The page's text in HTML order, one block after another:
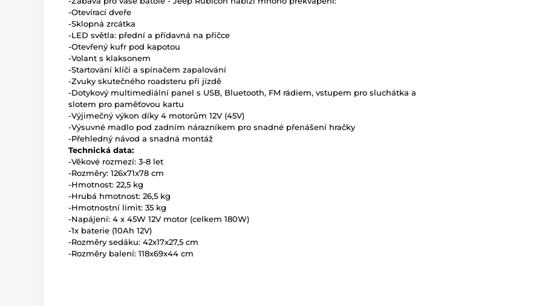
-Otevírací dveře
-Sklopná zrcátka
-LED světla: přední a přídavná na příčce
-Otevřený kufr pod kapotou
-Volant s klaksonem
-Startování klíči a spínačem zapalování
-Zvuky skutečného roadsteru při jízdě
-Dotykový multimediální panel s USB, Bluetooth, FM rádiem, vstupem pro sluchátka a
slotem pro paměťovou kartu
-Výjimečný výkon díky 4 motorům 12V (45V)
-Výsuvné madlo pod zadním nárazníkem pro snadné přenášení hračky
-Přehledný návod a snadná montáž
Technická data:
-Věkové rozmezí: 3-8 let
-Rozměry: 126x71x78 cm
-Hmotnost: 22,5 kg
-Hrubá hmotnost: 26,5 kg
-Hmotnostní limit: 35 kg
-Napájení: 4 x 45W 12V motor (celkem 180W)
-1x baterie (10Ah 12V)
-Rozměry sedáku: 42x17x27,5 cm
-Rozměry balení: 118x69x44 cm